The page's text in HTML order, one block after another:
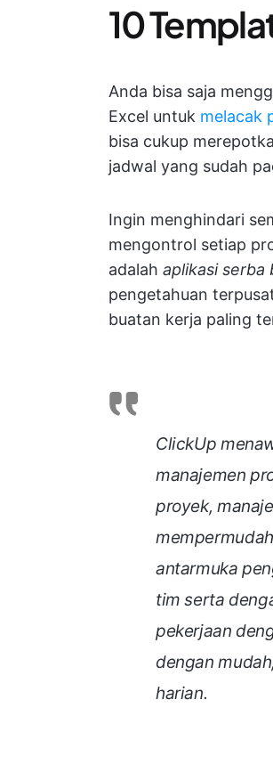
10
Anda bisa saja
Excel untuk melacak
bisa cukup
jadwal yang sudah
Ingin menghindari
mengontrol setiap
adalah aplikasi serba
pengetahuan
buatan kerja paling
ClickUp
manajemen
proyek,
antarmuka
tim serta
pekerjaan
dengan
harian.